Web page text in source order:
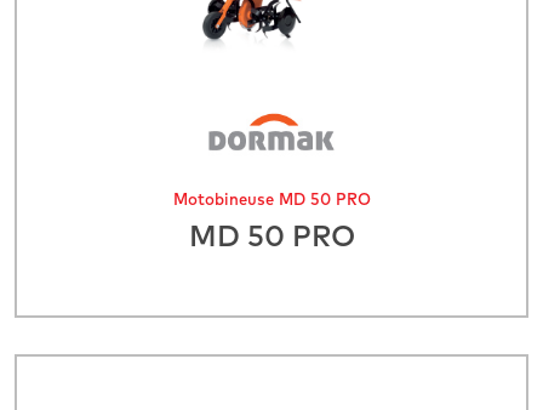
Motobineuse MD 50 PRO
MD 50 PRO